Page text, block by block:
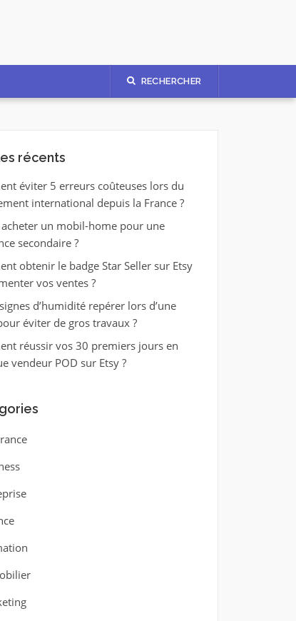
RECHERCHER
récents
éviter 5 erreurs coûteuses lors du
international depuis la France ?
un mobil-home pour une
secondaire ?
obtenir le badge Star Seller sur Etsy
vos ventes ?
d’humidité repérer lors d’une
éviter de gros travaux ?
réussir vos 30 premiers jours en
vendeur POD sur Etsy ?